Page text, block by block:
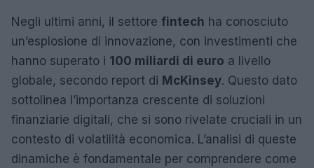
Negli ultimi anni, il settore fintech ha conosciuto
un’esplosione di innovazione, con investimenti che
hanno superato i 100 miliardi di euro a livello
globale, secondo report di McKinsey. Questo dato
sottolinea l’importanza crescente di soluzioni
finanziarie digitali, che si sono rivelate cruciali in un
contesto di volatilità economica. L’analisi di queste
dinamiche è fondamentale per comprendere come